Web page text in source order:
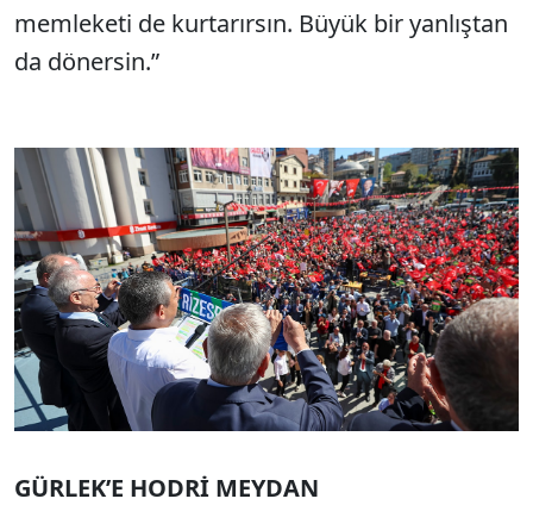
memleketi de kurtarırsın. Büyük bir yanlıştan
da dönersin.”
GÜRLEK’E HODRİ MEYDAN